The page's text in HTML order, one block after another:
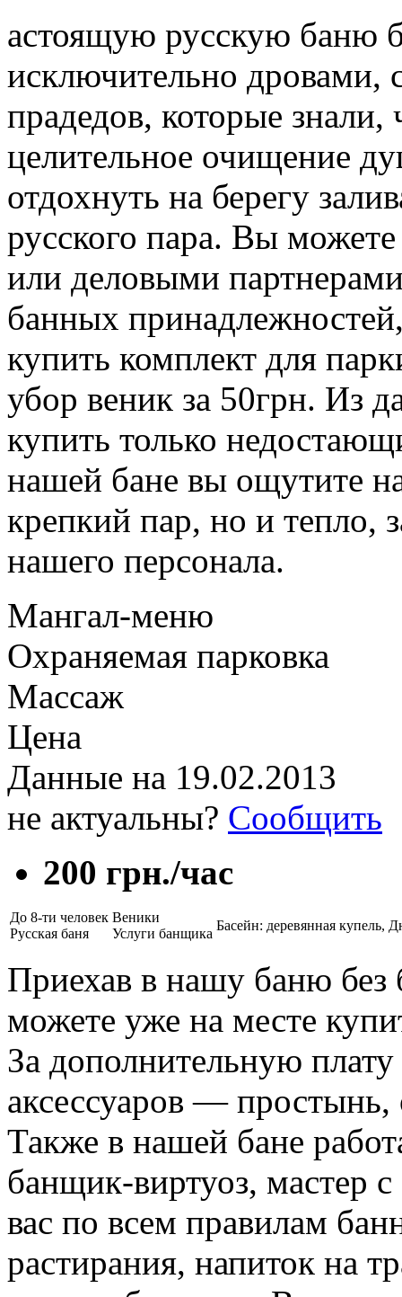
астоящую русскую баню
исключительно дровами,
прадедов, которые
целительное очищение
отдохнуть на берегу
русского пара. Вы
или деловыми
банных
купить комплект для
убор веник за 50грн. Из
купить только
нашей бане вы ощутите
крепкий пар, но и тепло,
нашего персонала.
Мангал-меню
Охраняемая парковка
Массаж
Цена
Данные на 19.02.2013
не актуальны? Сообщить
200 грн./час
До 8-ти человек
Русская баня
Веники
Услуги банщика
Басейн: деревянная купель,
Приехав в нашу баню
можете уже на месте
За дополнительную
аксессуаров —
Также в нашей бане
банщик-виртуоз, мастер
вас по всем правилам
растирания, напиток на